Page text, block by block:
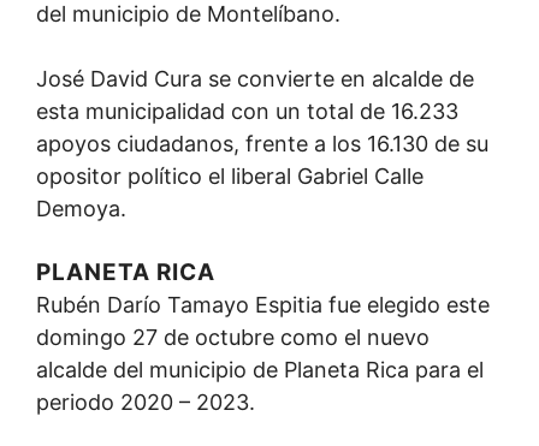
del municipio de Montelíbano.
José David Cura se convierte en alcalde de
esta municipalidad con un total de 16.233
apoyos ciudadanos, frente a los 16.130 de su
opositor político el liberal Gabriel Calle
Demoya.
PLANETA RICA
Rubén Darío Tamayo Espitia fue elegido este
domingo 27 de octubre como el nuevo
alcalde del municipio de Planeta Rica para el
periodo 2020 – 2023.